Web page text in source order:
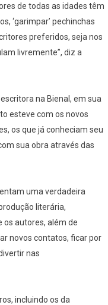
de todas as idades têm
‘garimpar’ pechinchas
preferidos, seja nos
livremente”, diz a
na Bienal, em sua
esteve com os novos
os que já conheciam seu
sua obra através das
uma verdadeira
literária,
os autores, além de
novos contatos, ficar por
nas
incluindo os da